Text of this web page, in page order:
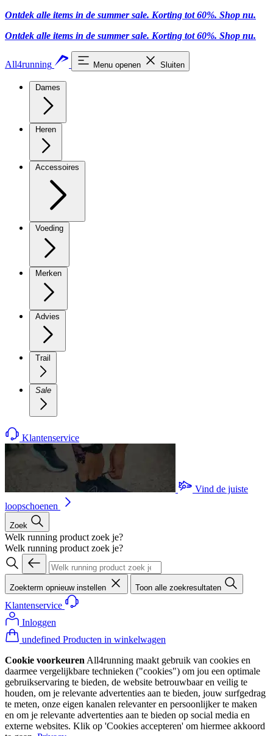
Ontdek alle items in de summer sale. Korting tot 60%. Shop nu.
Ontdek alle items in de summer sale. Korting tot 60%. Shop nu.
All4running Menu openen Sluiten
Dames
Heren
Accessoires
Voeding
Merken
Advies
Trail
Sale
Klantenservice
Vind de juiste
loopschoenen
Zoek
Welk running product zoek je?
Welk running product zoek je?
Zoekterm opnieuw instellen Toon alle zoekresultaten
Klantenservice
Inloggen
undefined Producten in winkelwagen
Cookie voorkeuren All4running maakt gebruik van cookies en
daarmee vergelijkbare technieken ("cookies") om jou een optimale
gebruikservaring te bieden, de website betrouwbaar en veilig te
houden, om je relevante advertenties aan te bieden, jouw surfgedrag
te meten, onze eigen kanalen relevanter en persoonlijker te maken
en om je relevante advertenties aan te bieden op social media en
externe websites. Klik op 'Cookies accepteren' om hiermee akkoord